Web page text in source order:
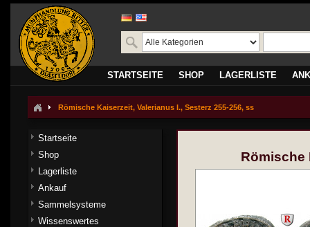
STARTSEITE SHOP LAGERLISTE
Römische Kaiserzeit, Valerianus I., Sesterz 255-256, ss
Römische
Startseite
Shop
Lagerliste
Ankauf
Sammelsysteme
Wissenswertes